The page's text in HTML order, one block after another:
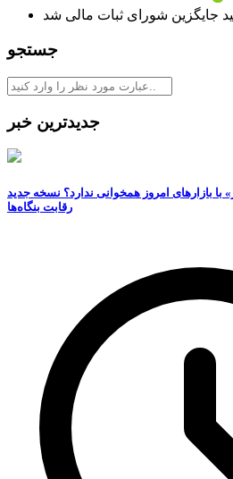
جایگزین شورای ثبات مالی شد
جستجو
جدیدترین خبر
بازارهای امروز همخوانی ندارد؟ نسخه جدید
رقابت‌ بنگاه‌ها